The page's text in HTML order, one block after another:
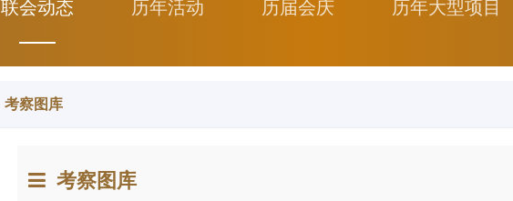
联会动态 历年活动 历届会庆 历年大型项目
考察图库
考察图库